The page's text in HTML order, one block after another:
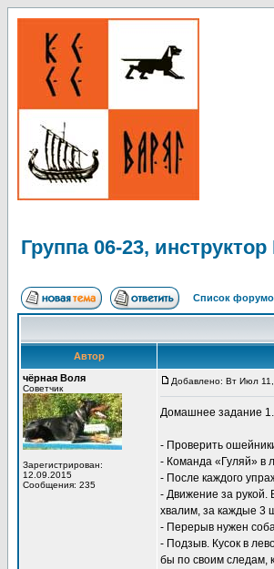
Группа 06-23,
Список
Автор
чёрная Воля
Советчик
Зарегистрирован:
12.09.2015
Сообщения: 235
Добавлено: Вт Июл
Домашнее задание 1.
- Проверить
- Команда «Гуляй» в
- После каждого
- Движение за рукой.
хвалим, за каждые 3
- Перерыв нужен
- Подзыв. Кусок в
бы по своим следам,